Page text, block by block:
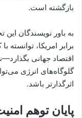
بازگشته است.
به باور نویسندگان این
برابر امریکا، توانسته
اقتصاد جهانی
گلوگاه‌های انرژی
اثرگذارتر باشد.
پایان توهم